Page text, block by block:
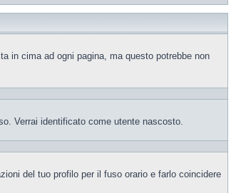
in cima ad ogni pagina, ma questo potrebbe non
Verrai identificato come utente nascosto.
del tuo profilo per il fuso orario e farlo coincidere